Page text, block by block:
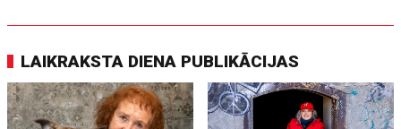
LAIKRAKSTA DIENA PUBLIKĀCIJAS